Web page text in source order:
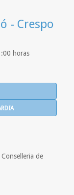
- Crespo
horas
de